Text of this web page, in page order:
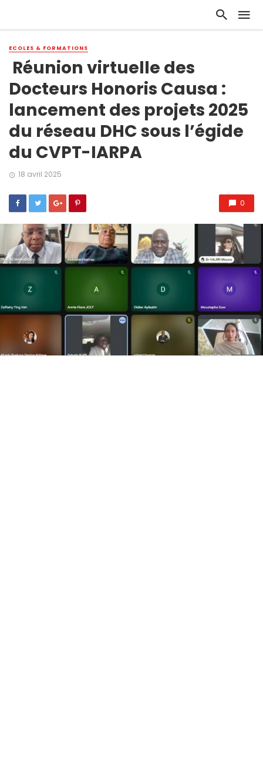
ECOLES & FORMATIONS
Réunion virtuelle des
Docteurs Honoris Causa :
lancement des projets 2025
du réseau DHC sous l’égide
du CVPT-IARPA
18 avril 2025
0